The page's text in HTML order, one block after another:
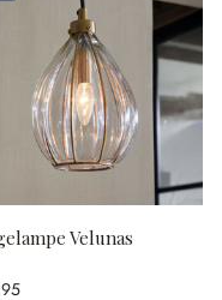
Velunas